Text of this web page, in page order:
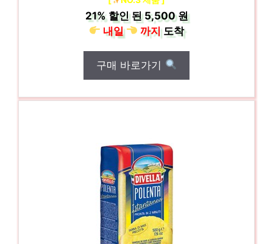
21%할인 된5,500 원
내일
까지도착
구매 바로가기